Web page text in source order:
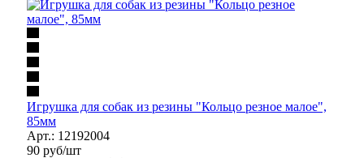
Игрушка для собак из резины "Кольцо резное малое",
85мм
Арт.: 12192004
90 руб/шт